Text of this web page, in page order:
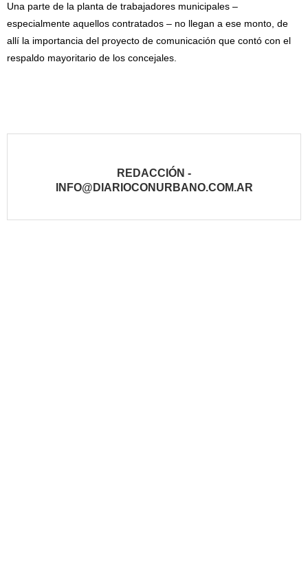
Una parte de la planta de trabajadores municipales –
especialmente aquellos contratados – no llegan a ese monto, de
allí la importancia del proyecto de comunicación que contó con el
respaldo mayoritario de los concejales.
REDACCIÓN -
INFO@DIARIOCONURBANO.COM.AR